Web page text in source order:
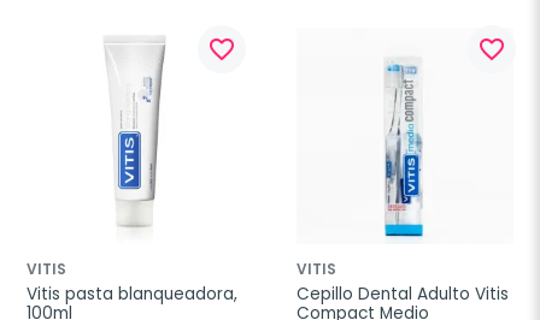
favorite_border
VITIS
Vitis pasta blanqueadora,
100ml
favorite_border
VITIS
Cepillo Dental Adulto Vitis
Compact Medio